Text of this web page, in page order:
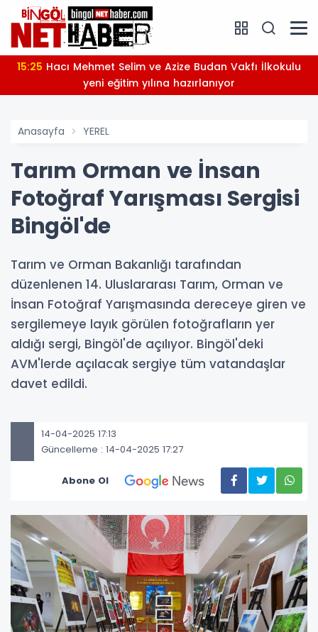
15:25
yeni eğitim yılına hazırlanıyor
Anasayfa YEREL
Tarım Orman ve İnsan
Fotoğraf Yarışması Sergisi
Bingöl'de
Tarım ve Orman Bakanlığı tarafından
düzenlenen 14. Uluslararası Tarım, Orman ve
İnsan Fotoğraf Yarışmasında dereceye giren ve
sergilemeye layık görülen fotoğrafların yer
aldığı sergi, Bingöl'de açılıyor. Bingöl'deki
AVM'lerde açılacak sergiye tüm vatandaşlar
davet edildi.
14-04-2025 17:13
Güncelleme : 14-04-2025 17:27
Abone Ol